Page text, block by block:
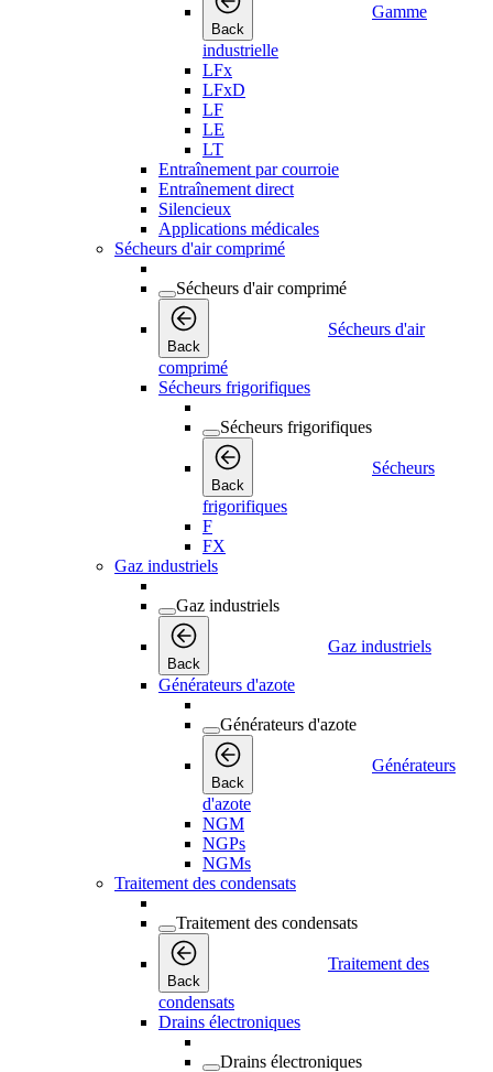
Back
Gamme
industrielle
LFx
LFxD
LF
LE
LT
Entraînement par courroie
Entraînement direct
Silencieux
Applications médicales
Sécheurs d'air comprimé
Sécheurs d'air comprimé
Back
Sécheurs d'air
comprimé
Sécheurs frigorifiques
Sécheurs frigorifiques
Back
Sécheurs
frigorifiques
F
FX
Gaz industriels
Gaz industriels
Back
Gaz industriels
Générateurs d'azote
Générateurs d'azote
Back
Générateurs
d'azote
NGM
NGPs
NGMs
Traitement des condensats
Traitement des condensats
Back
Traitement des
condensats
Drains électroniques
Drains électroniques